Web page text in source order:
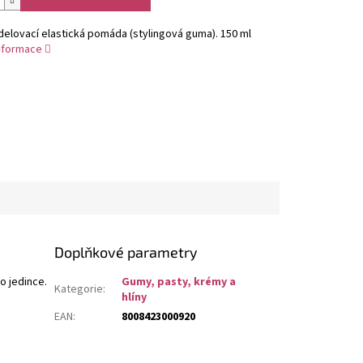
elastická pomáda (stylingová guma). 150 ml
jedince.
Doplňkové parametry
Kategorie:
Gumy, pasty, krémy a
hlíny
EAN: 8008423000920